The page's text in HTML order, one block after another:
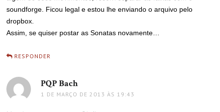
soundforge. Ficou legal e estou lhe enviando o arquivo pelo
dropbox.
Assim, se quiser postar as Sonatas novamente…
RESPONDER
PQP Bachdisse:
1 DE MARÇO DE 2013 ÀS 19:43